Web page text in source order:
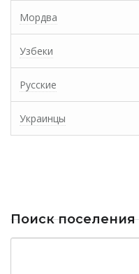
Мордва
Узбеки
Русские
Украинцы
Поиск поселения